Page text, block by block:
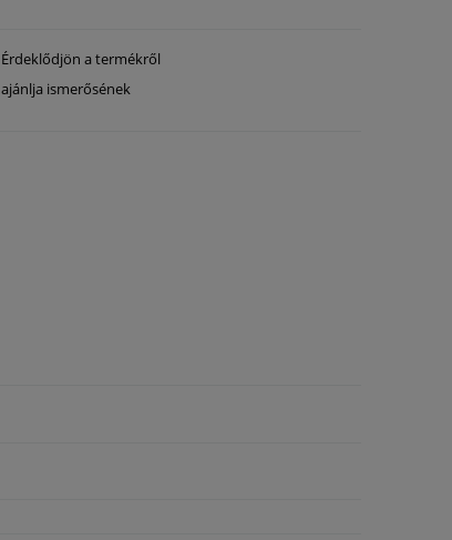
Érdeklődjön a termékről
ajánlja ismerősének